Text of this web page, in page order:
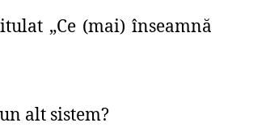
„Ce (mai) înseamnă
alt sistem?